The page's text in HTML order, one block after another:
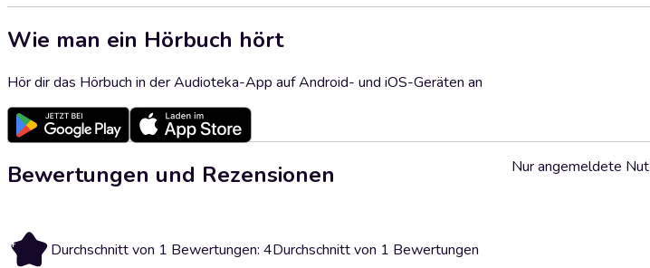
Wie man ein Hörbuch hört
Hör dir das Hörbuch in der Audioteka-App auf Android- und iOS-Geräten an
Bewertungen und Rezensionen
4 Durchschnitt von 1 Bewertungen: 4Durchschnitt von 1 Bewertungen
Nur angemeldete